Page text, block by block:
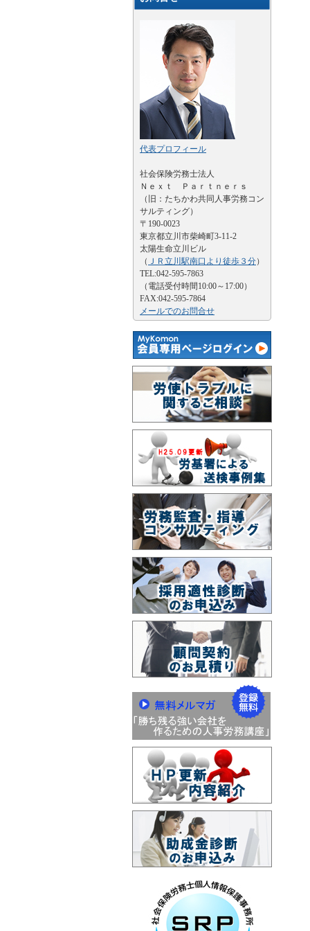
代表プロフィール
社会保険労務士法人
Ｎｅｘｔ Ｐａｒｔｎｅｒｓ
（旧：たちかわ共同人事労務コン
サルティング）
〒190-0023
東京都立川市柴崎町3-11-2
太陽生命立川ビル
（ ＪＲ立川駅南口より徒歩３分）
TEL:042-595-7863
（電話受付時間10:00～17:00）
FAX:042-595-7864
メールでのお問合せ